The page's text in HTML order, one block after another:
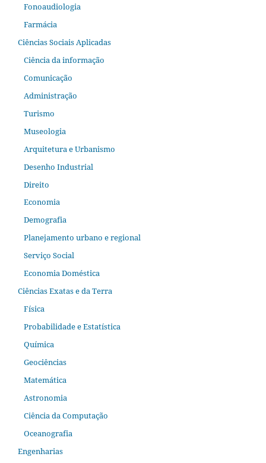
Fonoaudiologia
Farmácia
Ciências Sociais Aplicadas
Ciência da informação
Comunicação
Administração
Turismo
Museologia
Arquitetura e Urbanismo
Desenho Industrial
Direito
Economia
Demografia
Planejamento urbano e regional
Serviço Social
Economia Doméstica
Ciências Exatas e da Terra
Física
Probabilidade e Estatística
Química
Geociências
Matemática
Astronomia
Ciência da Computação
Oceanografia
Engenharias